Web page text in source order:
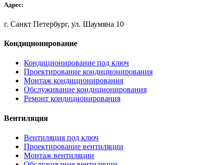
Адрес:
г. Санкт Петербург, ул. Шаумяна 10
Кондиционирование
Кондиционирование под ключ
Проектирование кондиционирования
Монтаж кондиционирования
Обслуживание кондиционирования
Ремонт кондиционирования
Вентиляция
Вентиляция под ключ
Проектирование вентиляции
Монтаж вентиляции